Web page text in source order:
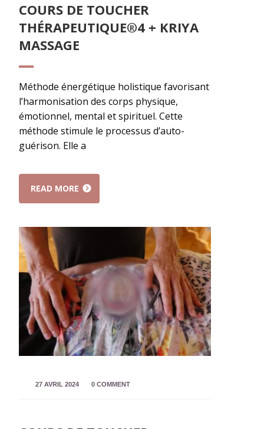
COURS DE TOUCHER
THÉRAPEUTIQUE®4 + KRIYA
MASSAGE
Méthode énergétique holistique favorisant
l’harmonisation des corps physique,
émotionnel, mental et spirituel. Cette
méthode stimule le processus d’auto-
guérison. Elle a
READ MORE
27 AVRIL 2024 0 COMMENT